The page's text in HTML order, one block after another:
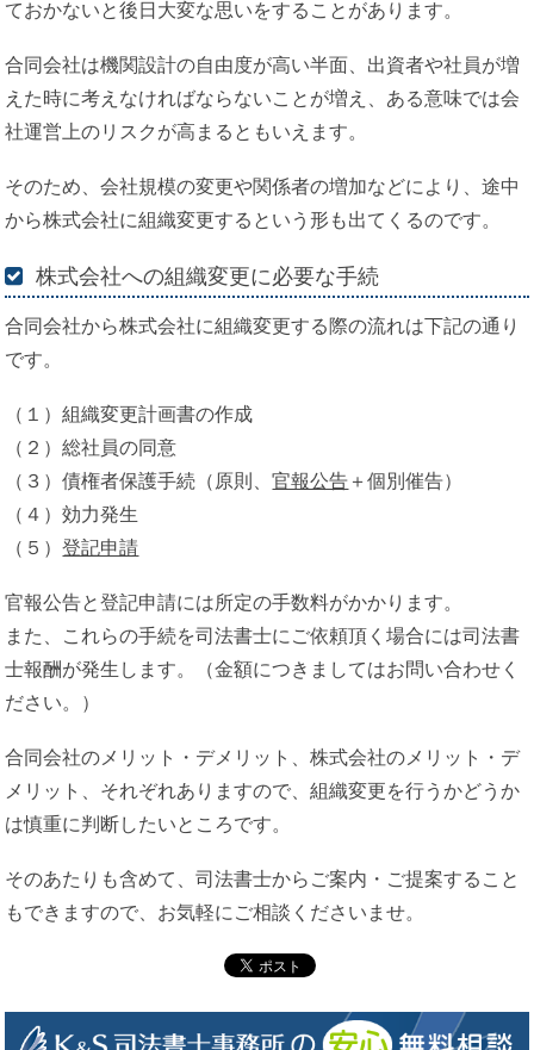
ておかないと後日大変な思いをすることがあります。
合同会社は機関設計の自由度が高い半面、出資者や社員が増
えた時に考えなければならないことが増え、ある意味では会
社運営上のリスクが高まるともいえます。
そのため、会社規模の変更や関係者の増加などにより、途中
から株式会社に組織変更するという形も出てくるのです。
株式会社への組織変更に必要な手続
合同会社から株式会社に組織変更する際の流れは下記の通り
です。
（１）組織変更計画書の作成
（２）総社員の同意
（３）債権者保護手続（原則、官報公告 ＋個別催告）
（４）効力発生
（５）登記申請
官報公告と登記申請には所定の手数料がかかります。
また、これらの手続を司法書士にご依頼頂く場合には司法書
士報酬が発生します。（金額につきましてはお問い合わせく
ださい。）
合同会社のメリット・デメリット、株式会社のメリット・デ
メリット、それぞれありますので、組織変更を行うかどうか
は慎重に判断したいところです。
そのあたりも含めて、司法書士からご案内・ご提案すること
もできますので、お気軽にご相談くださいませ。